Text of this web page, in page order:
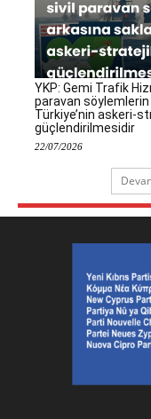
YKP: Gemi Trafik
paravan söylemlerin
Türkiye’nin askeri-
güçlendirilmesidir
22/07/2026